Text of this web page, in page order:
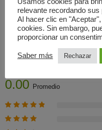
Valoraciones
Basado En 0 Valoraciones
0.00 Promedio
relevante recordando
Al hacer clic en
cookies. Sin embargo,
proporcionar un
Saber más Rechazar